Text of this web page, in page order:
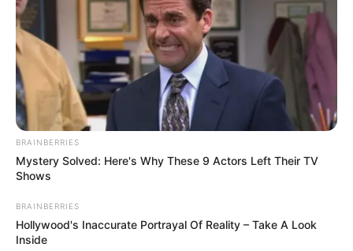
ΑΡΈΣΕΙ
YOUTUBE ΕΓΓΡΑΦΕΊΤΕ
EMAIL ΑΚΟΛΟΥΘΉΣΤΕ
BRAINBERRIES
Mystery Solved: Here's Why These 9 Actors Left Their TV
Shows
BRAINBERRIES
Hollywood's Inaccurate Portrayal Of Reality – Take A Look
Inside